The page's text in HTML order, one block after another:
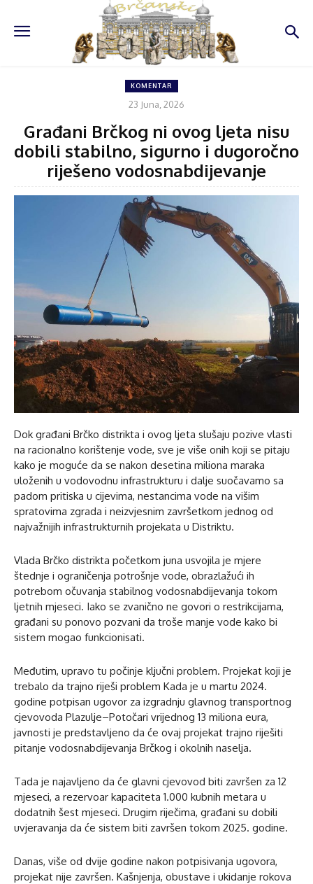
KOMENTAR
23 Juna, 2026
Građani Brčkog ni ovog ljeta nisu
dobili stabilno, sigurno i dugoročno
riješeno vodosnabdijevanje
Dok građani Brčko distrikta i ovog ljeta slušaju pozive vlasti
na racionalno korištenje vode, sve je više onih koji se pitaju
kako je moguće da se nakon desetina miliona maraka
uloženih u vodovodnu infrastrukturu i dalje suočavamo sa
padom pritiska u cijevima, nestancima vode na višim
spratovima zgrada i neizvjesnim završetkom jednog od
najvažnijih infrastrukturnih projekata u Distriktu.
Vlada Brčko distrikta početkom juna usvojila je mjere
štednje i ograničenja potrošnje vode, obrazlažući ih
potrebom očuvanja stabilnog vodosnabdijevanja tokom
ljetnih mjeseci. Iako se zvanično ne govori o restrikcijama,
građani su ponovo pozvani da troše manje vode kako bi
sistem mogao funkcionisati.
Međutim, upravo tu počinje ključni problem. Projekat koji je
trebalo da trajno riješi problem Kada je u martu 2024.
godine potpisan ugovor za izgradnju glavnog transportnog
cjevovoda Plazulje–Potočari vrijednog 13 miliona eura,
javnosti je predstavljeno da će ovaj projekat trajno riješiti
pitanje vodosnabdijevanja Brčkog i okolnih naselja.
Tada je najavljeno da će glavni cjevovod biti završen za 12
mjeseci, a rezervoar kapaciteta 1.000 kubnih metara u
dodatnih šest mjeseci. Drugim riječima, građani su dobili
uvjeravanja da će sistem biti završen tokom 2025. godine.
Danas, više od dvije godine nakon potpisivanja ugovora,
projekat nije završen. Kašnjenja, obustave i ukidanje rokova